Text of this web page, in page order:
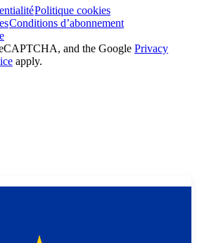
Politique cookies
Conditions d’abonnement
and the Google Privacy
apply.